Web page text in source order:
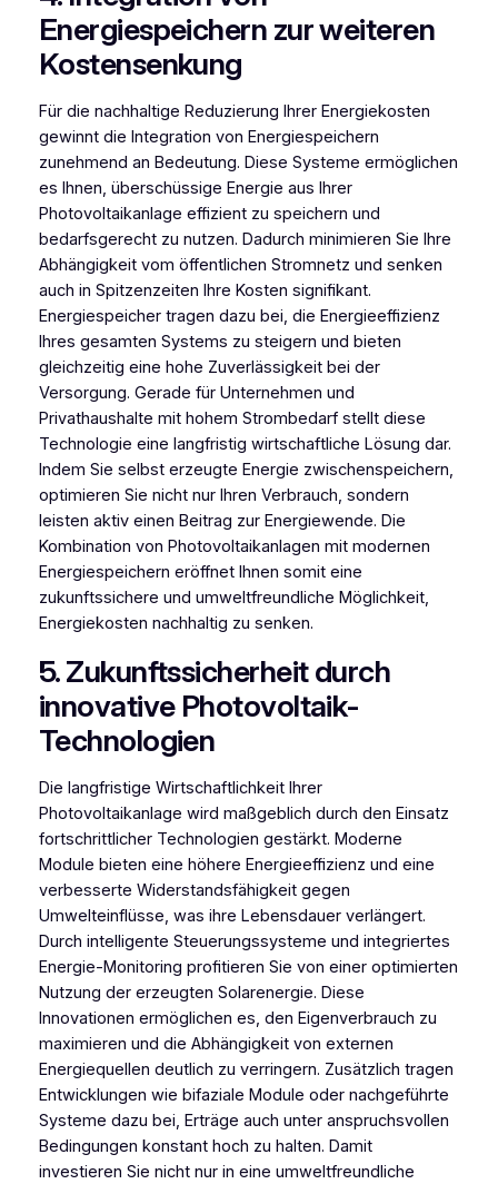
Energiespeichern zur weiteren
Kostensenkung
Für die nachhaltige Reduzierung Ihrer Energiekosten
gewinnt die Integration von Energiespeichern
zunehmend an Bedeutung. Diese Systeme ermöglichen
es Ihnen, überschüssige Energie aus Ihrer
Photovoltaikanlage effizient zu speichern und
bedarfsgerecht zu nutzen. Dadurch minimieren Sie Ihre
Abhängigkeit vom öffentlichen Stromnetz und senken
auch in Spitzenzeiten Ihre Kosten signifikant.
Energiespeicher tragen dazu bei, die Energieeffizienz
Ihres gesamten Systems zu steigern und bieten
gleichzeitig eine hohe Zuverlässigkeit bei der
Versorgung. Gerade für Unternehmen und
Privathaushalte mit hohem Strombedarf stellt diese
Technologie eine langfristig wirtschaftliche Lösung dar.
Indem Sie selbst erzeugte Energie zwischenspeichern,
optimieren Sie nicht nur Ihren Verbrauch, sondern
leisten aktiv einen Beitrag zur Energiewende. Die
Kombination von Photovoltaikanlagen mit modernen
Energiespeichern eröffnet Ihnen somit eine
zukunftssichere und umweltfreundliche Möglichkeit,
Energiekosten nachhaltig zu senken.
5. Zukunftssicherheit durch
innovative Photovoltaik-
Technologien
Die langfristige Wirtschaftlichkeit Ihrer
Photovoltaikanlage wird maßgeblich durch den Einsatz
fortschrittlicher Technologien gestärkt. Moderne
Module bieten eine höhere Energieeffizienz und eine
verbesserte Widerstandsfähigkeit gegen
Umwelteinflüsse, was ihre Lebensdauer verlängert.
Durch intelligente Steuerungssysteme und integriertes
Energie-Monitoring profitieren Sie von einer optimierten
Nutzung der erzeugten Solarenergie. Diese
Innovationen ermöglichen es, den Eigenverbrauch zu
maximieren und die Abhängigkeit von externen
Energiequellen deutlich zu verringern. Zusätzlich tragen
Entwicklungen wie bifaziale Module oder nachgeführte
Systeme dazu bei, Erträge auch unter anspruchsvollen
Bedingungen konstant hoch zu halten. Damit
investieren Sie nicht nur in eine umweltfreundliche